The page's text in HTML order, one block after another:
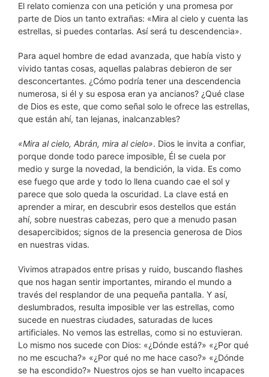
El relato comienza con una petición y una promesa por
parte de Dios un tanto extrañas: «Mira al cielo y cuenta las
estrellas, si puedes contarlas. Así será tu descendencia».
Para aquel hombre de edad avanzada, que había visto y
vivido tantas cosas, aquellas palabras debieron de ser
desconcertantes. ¿Cómo podría tener una descendencia
numerosa, si él y su esposa eran ya ancianos? ¿Qué clase
de Dios es este, que como señal solo le ofrece las estrellas,
que están ahí, tan lejanas, inalcanzables?
«Mira al cielo, Abrán, mira al cielo». Dios le invita a confiar,
porque donde todo parece imposible, Él se cuela por
medio y surge la novedad, la bendición, la vida. Es como
ese fuego que arde y todo lo llena cuando cae el sol y
parece que solo queda la oscuridad. La clave está en
aprender a mirar, en descubrir esos destellos que están
ahí, sobre nuestras cabezas, pero que a menudo pasan
desapercibidos; signos de la presencia generosa de Dios
en nuestras vidas.
Vivimos atrapados entre prisas y ruido, buscando flashes
que nos hagan sentir importantes, mirando el mundo a
través del resplandor de una pequeña pantalla. Y así,
deslumbrados, resulta imposible ver las estrellas, como
sucede en nuestras ciudades, saturadas de luces
artificiales. No vemos las estrellas, como si no estuvieran.
Lo mismo nos sucede con Dios: «¿Dónde está?» «¿Por qué
no me escucha?» «¿Por qué no me hace caso?» «¿Dónde
se ha escondido?» Nuestros ojos se han vuelto incapaces